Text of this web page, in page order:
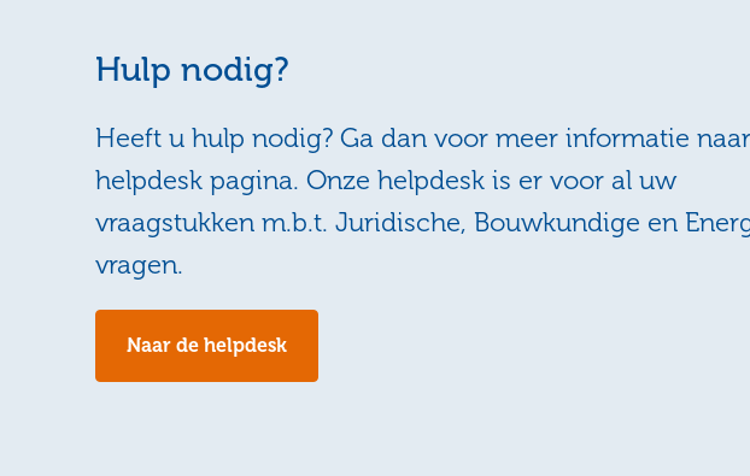
Hulp nodig?
Heeft u hulp nodig? Ga dan voor meer informatie
helpdesk pagina. Onze helpdesk is er voor al uw
vraagstukken m.b.t. Juridische, Bouwkundige en
vragen.
Naar de helpdesk